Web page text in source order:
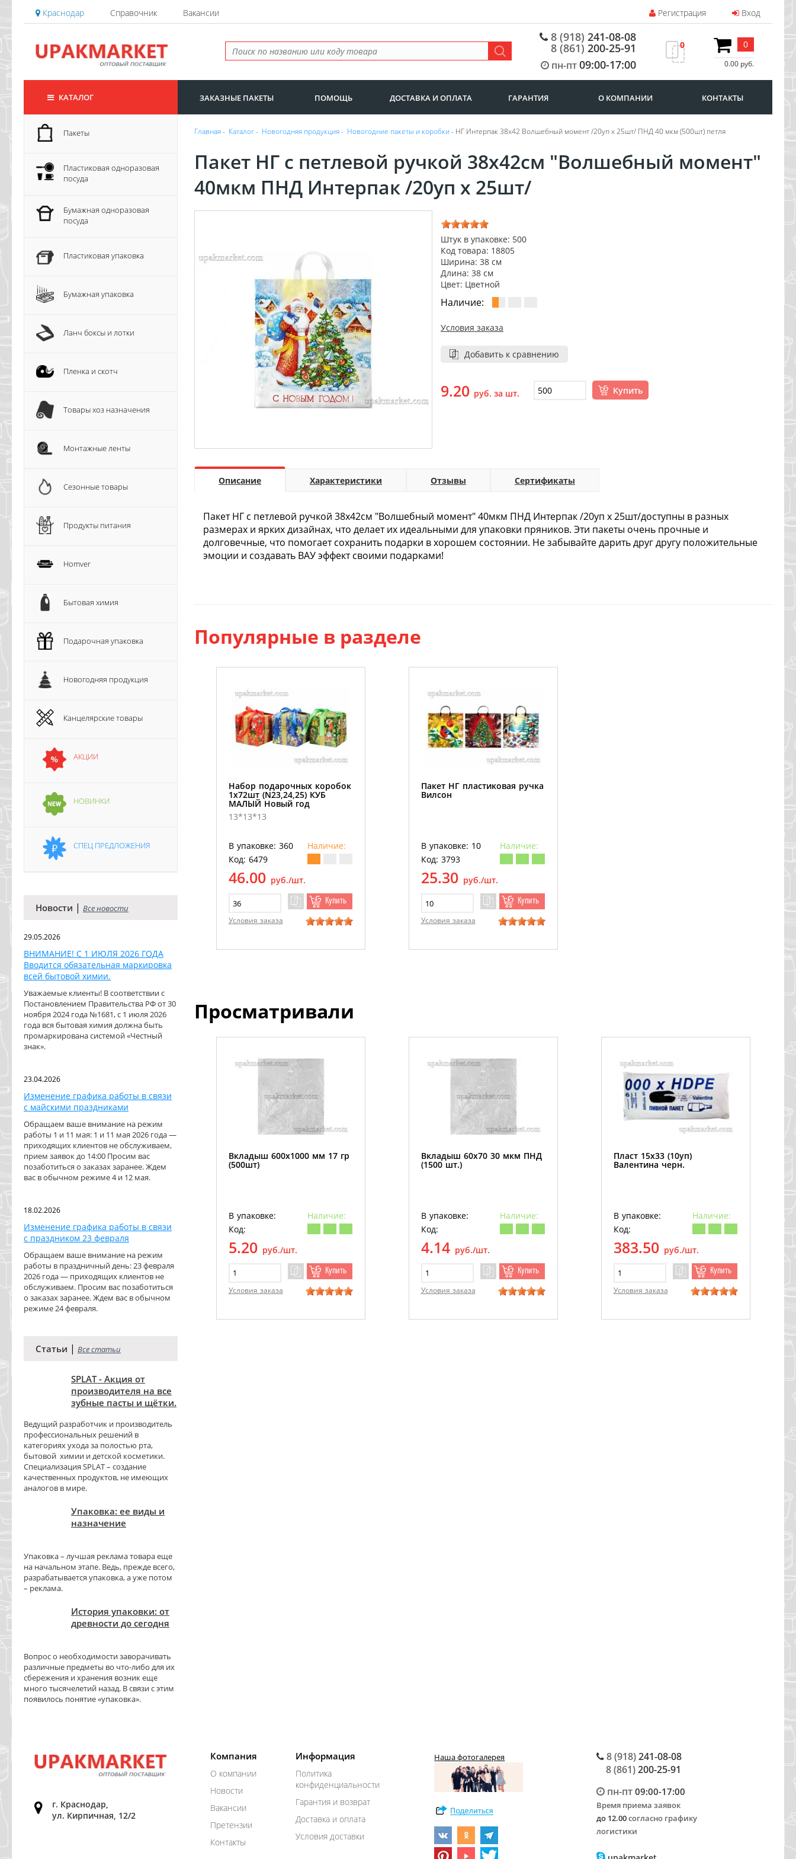
Краснодар Справочник Вакансии Регистрация Вход
8 (918) 241-08-08
8 (861) 200-25-91
пн-пт09:00-17:00
0 0
0.00 руб.
КАТАЛОГ ЗАКАЗНЫЕ ПАКЕТЫ ПОМОЩЬ ДОСТАВКА И ОПЛАТА ГАРАНТИЯ О КОМПАНИИ КОНТАКТЫ
Пакеты
Пластиковая одноразовая
посуда
Бумажная одноразовая
посуда
Пластиковая упаковка
Бумажная упаковка
Ланч боксы и лотки
Пленка и скотч
Товары хоз назначения
Монтажные ленты
Сезонные товары
Продукты питания
Homver
Бытовая химия
Подарочная упаковка
Новогодняя продукция
Канцелярские товары
АКЦИИ
НОВИНКИ
СПЕЦ ПРЕДЛОЖЕНИЯ
Новости | Все новости
29.05.2026
ВНИМАНИЕ! С 1 ИЮЛЯ 2026 ГОДА
Вводится обязательная маркировка
всей бытовой химии.
Уважаемые клиенты! В соответствии с
Постановлением Правительства РФ от 30
ноября 2024 года №1681, с 1 июля 2026
года вся бытовая химия должна быть
промаркирована системой «Честный
знак».
23.04.2026
Изменение графика работы в связи
с майскими праздниками
Обращаем ваше внимание на режим
работы 1 и 11 мая: 1 и 11 мая 2026 года —
приходящих клиентов не обслуживаем,
прием заявок до 14:00 Просим вас
позаботиться о заказах заранее. Ждем
вас в обычном режиме 4 и 12 мая.
18.02.2026
Изменение графика работы в связи
с праздником 23 февраля
Обращаем ваше внимание на режим
работы в праздничный день: 23 февраля
2026 года — приходящих клиентов не
обслуживаем. Просим вас позаботиться
о заказах заранее. Ждем вас в обычном
режиме 24 февраля.
Статьи | Все статьи
SPLAT - Акция от
производителя на все
зубные пасты и щётки.
Ведущий разработчик и производитель
профессиональных решений в
категориях ухода за полостью рта,
бытовой химии и детской косметики.
Специализация SPLAT – создание
качественных продуктов, не имеющих
аналогов в мире.
Упаковка: ее виды и
назначение
Упаковка – лучшая реклама товара еще
на начальном этапе. Ведь, прежде всего,
разрабатывается упаковка, а уже потом
– реклама.
История упаковки: от
древности до сегодня
Вопрос о необходимости заворачивать
различные предметы во что-либо для их
сбережения и хранения возник еще
много тысячелетий назад. В связи с этим
появилось понятие «упаковка».
Главная- Каталог- Новогодняя продукция- Новогодние пакеты и коробки- НГ Интерпак 38х42 Волшебный момент /20уп х 25шт/ ПНД 40 мкм (500шт) петля
Пакет НГ с петлевой ручкой 38х42см "Волшебный момент"
40мкм ПНД Интерпак /20уп х 25шт/
Штук в упаковке: 500
Код товара: 18805
Ширина: 38 см
Длина: 38 см
Цвет: Цветной
Наличие:
Условия заказа
Добавить к сравнению
9.20 руб. за шт. Купить
Описание Характеристики Отзывы Сертификаты
Пакет НГ с петлевой ручкой 38х42см "Волшебный момент" 40мкм ПНД Интерпак /20уп х 25шт/доступны в разных
размерах и ярких дизайнах, что делает их идеальными для упаковки пряников. Эти пакеты очень прочные и
долговечные, что помогает сохранить подарки в хорошем состоянии. Не забывайте дарить друг другу положительные
эмоции и создавать ВАУ эффект своими подарками!
Популярные в разделе
Набор подарочных коробок
1х72шт (N23,24,25) КУБ
МАЛЫЙ Новый год
13*13*13
В упаковке: 360
Наличие:
Код: 6479
46.00 руб./шт.
Купить
Условия заказа
Пакет НГ пластиковая ручка
Вилсон
В упаковке: 10
Наличие:
Код: 3793
25.30 руб./шт.
Купить
Условия заказа
Просматривали
Вкладыш 600х1000 мм 17 гр
(500шт)
В упаковке:
Наличие:
Код:
5.20 руб./шт.
Купить
Условия заказа
Вкладыш 60х70 30 мкм ПНД
(1500 шт.)
В упаковке:
Наличие:
Код:
4.14 руб./шт.
Купить
Условия заказа
Пласт 15х33 (10уп)
Валентина черн.
В упаковке:
Наличие:
Код:
383.50 руб./шт.
Купить
Условия заказа
г. Краснодар,
ул. Кирпичная, 12/2
Компания
О компании
Новости
Вакансии
Претензии
Контакты
Информация
Политика
конфиденциальности
Гарантия и возврат
Доставка и оплата
Условия доставки
Наша фотогалерея 8 (918)241-08-08
8 (861)200-25-91
пн-пт09:00-17:00
Время приема заявок
до 12.00согласно графику
логистики